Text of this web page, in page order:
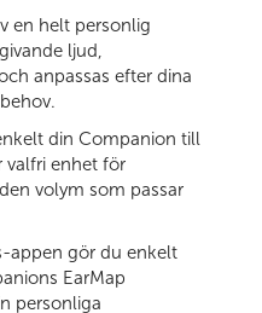
en helt personlig
ljud,
anpassas efter dina
din Companion till
enhet för
volym som passar
appen gör du enkelt
EarMap
personliga